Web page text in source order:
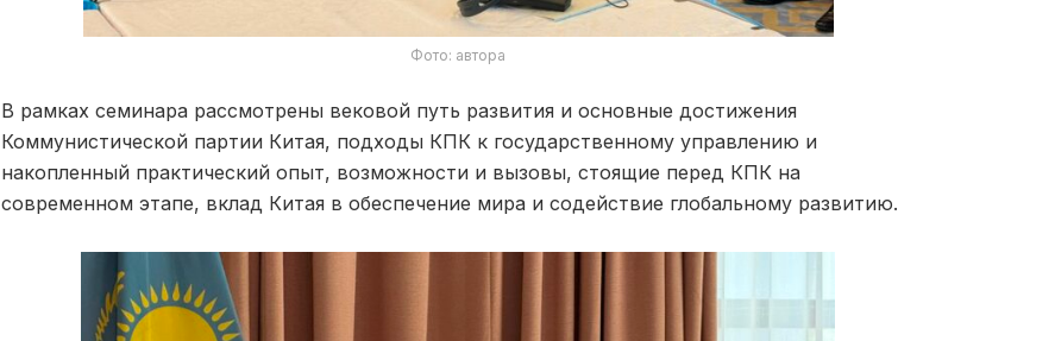
Фото: автора
В рамках семинара рассмотрены вековой путь развития и основные достижения
Коммунистической партии Китая, подходы КПК к государственному управлению и
накопленный практический опыт, возможности и вызовы, стоящие перед КПК на
современном этапе, вклад Китая в обеспечение мира и содействие глобальному развитию.